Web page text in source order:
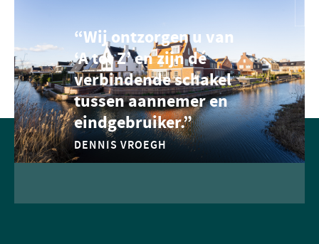
“Wij ontzorgen u van
‘A tot Z’ en zijn dé
verbindende schakel
tussen aannemer en
eindgebruiker.”
DENNIS VROEGH